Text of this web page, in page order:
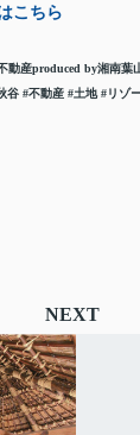
こちら
動産produced by湘南葉
谷 #不動産 #土地 #リゾ
NEXT